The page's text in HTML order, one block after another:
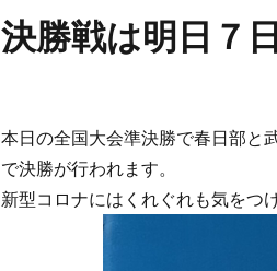
決勝戦は明日７
本日の全国大会準決勝で春日部と
で決勝が行われます。
新型コロナにはくれぐれも気をつ